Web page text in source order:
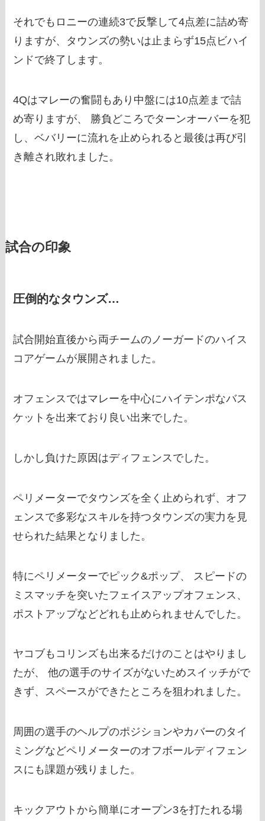
それでもロニーの連続3で反撃して4点差に詰め寄
りますが、タウンズの勢いは止まらず15点ビハイ
ンドで終了します。
4Qはマレーの奮闘もあり中盤には10点差まで詰
め寄りますが、 勝負どころでターンオーバーを犯
し、ベバリーに流れを止められると最後は再び引
き離され敗れました。
試合の印象
圧倒的なタウンズ…
試合開始直後から両チームのノーガードのハイス
コアゲームが展開されました。
オフェンスではマレーを中心にハイテンポなバス
ケットを出来ており良い出来でした。
しかし負けた原因はディフェンスでした。
ペリメーターでタウンズを全く止められず、オフ
ェンスで多彩なスキルを持つタウンズの実力を見
せられた結果となりました。
特にペリメーターでピック&ポップ、 スピードの
ミスマッチを突いたフェイスアップオフェンス、
ポストアップなどどれも止められませんでした。
ヤコブもコリンズも出来るだけのことはやりまし
たが、 他の選手のサイズがないためスイッチがで
きず、スペースができたところを狙われました。
周囲の選手のヘルプのポジションやカバーのタイ
ミングなどペリメーターのオフボールディフェン
スにも課題が残りました。
キックアウトから簡単にオープン3を打たれる場